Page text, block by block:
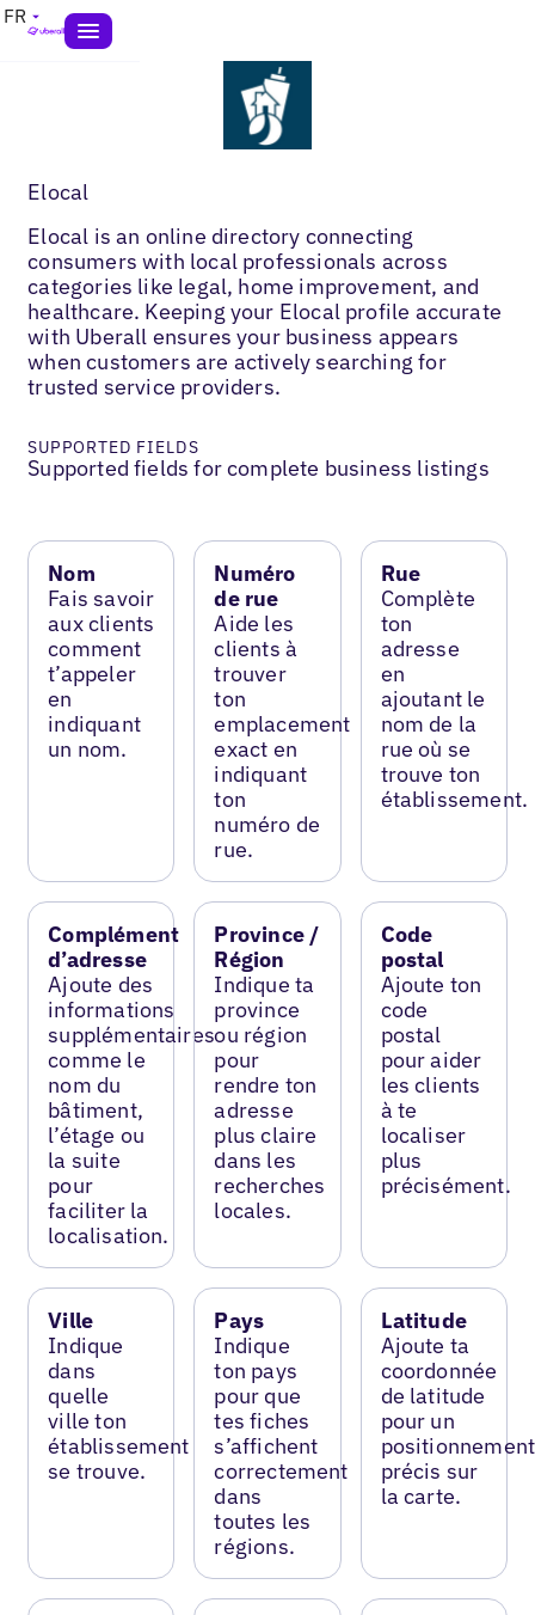
FR
Elocal
Elocal is an online directory connecting
consumers with local professionals across
categories like legal, home improvement, and
healthcare. Keeping your Elocal profile accurate
with Uberall ensures your business appears
when customers are actively searching for
trusted service providers.
SUPPORTED FIELDS
Supported fields for complete business listings
Nom
Fais savoir
aux clients
comment
t’appeler
en
indiquant
un nom.
Numéro
de rue
Aide les
clients à
trouver
ton
emplacement
exact en
indiquant
ton
numéro de
rue.
Rue
Complète
ton
adresse
en
ajoutant le
nom de la
rue où se
trouve ton
établissement.
Complément
d’adresse
Ajoute des
informations
supplémentaires
comme le
nom du
bâtiment,
l’étage ou
la suite
pour
faciliter la
localisation.
Province /
Région
Indique ta
province
ou région
pour
rendre ton
adresse
plus claire
dans les
recherches
locales.
Code
postal
Ajoute ton
code
postal
pour aider
les clients
à te
localiser
plus
précisément.
Ville
Indique
dans
quelle
ville ton
établissement
se trouve.
Pays
Indique
ton pays
pour que
tes fiches
s’affichent
correctement
dans
toutes les
régions.
Latitude
Ajoute ta
coordonnée
de latitude
pour un
positionnement
précis sur
la carte.